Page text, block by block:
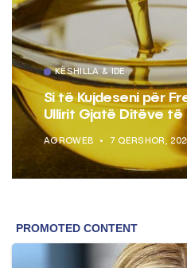
KËSHILLA & IDE
Si të Kujdeseni për
Ullirit Gjatë Ditëve të
AGROWEB 7 QERSHOR,